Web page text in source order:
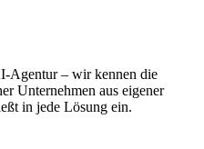
Agentur – wir kennen die
Unternehmen aus eigener
in jede Lösung ein.